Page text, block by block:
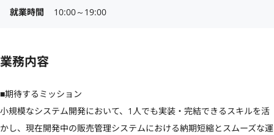
就業時間
10:00～19:00
業務内容
■期待するミッション
小規模なシステム開発において、1人でも実装・完結できるスキルを活
かし、現在開発中の販売管理システムにおける納期短縮とスムーズな運